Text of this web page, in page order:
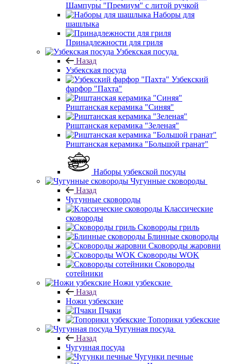
Шампуры "Премиум" с литой ручкой
Наборы для
шашлыка
Принадлежности для гриля
Узбекская посуда
Назад
Узбекская посуда
Узбекский
фарфор "Пахта"
Риштанская керамика "Синяя"
Риштанская керамика "Зеленая"
Риштанская керамика "Большой гранат"
Наборы узбекской посуды
Чугунные сковороды
Назад
Чугунные сковороды
Классические
сковороды
Сковороды гриль
Блинные сковороды
Сковороды жаровни
Сковороды WOK
Сковороды
сотейники
Ножи узбекские
Назад
Ножи узбекские
Пчаки
Топорики узбекские
Чугунная посуда
Назад
Чугунная посуда
Чугунки печные